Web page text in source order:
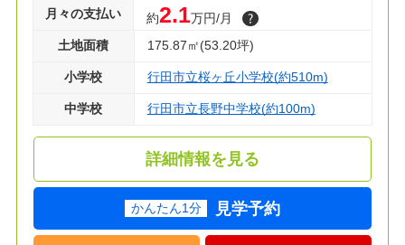
月々の支払い 約2.1万円/月
土地面積 175.87㎡(53.20坪)
小学校 行田市立桜ヶ丘小学校(約510m)
中学校 行田市立長野中学校(約100m)
詳細情報を見る
かんたん1分 見学予約